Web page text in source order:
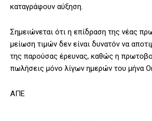
καταγράφουν αύξηση.
Σημειώνεται ότι η επίδραση της νέας
μείωση τιμών δεν είναι δυνατόν να
της παρούσας έρευνας, καθώς η
πωλήσεις μόνο λίγων ημερών του μήνα
ΑΠΕ